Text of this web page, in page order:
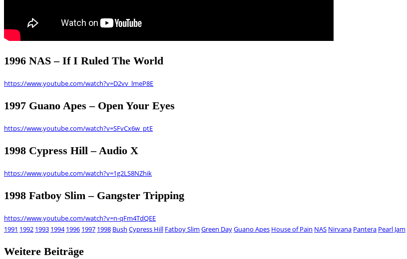
1996 NAS – If I Ruled The World
https://www.youtube.com/watch?v=D2vv_lmeP8E
1997 Guano Apes – Open Your Eyes
https://www.youtube.com/watch?v=SFvCx6w_ptE
1998 Cypress Hill – Audio X
https://www.youtube.com/watch?v=1g2LS8NZhik
1998 Fatboy Slim – Gangster Tripping
https://www.youtube.com/watch?v=n-qFm4TdQEE
1991 1992 1993 1994 1996 1997 1998 Bush Cypress Hill Fatboy Slim Green DayGuano Apes House of Pain NAS Nirvana Pantera Pearl Jam
Weitere Beiträge